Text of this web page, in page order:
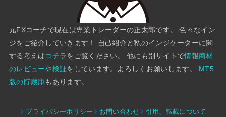
元FXコーチで現在は専業トレーダーの正太郎です。 色々なイン
ジをご紹介していきます！ 自己紹介と私のインジケーターに関
する考えはコチラをご覧ください。 他にも別サイトで情報商材
のレビューや検証をしています。よろしくお願いします。 MT5
版の貯蔵庫もあります。
プライバシーポリシー お問い合わせ 引用、転載について